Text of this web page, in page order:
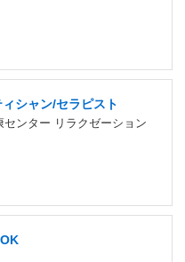
シャン/セラピスト
ンター リラクゼーション